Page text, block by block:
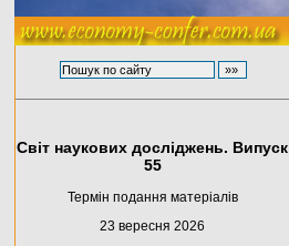
Світ наукових досліджень. Випуск
55
Термін подання матеріалів
23 вересня 2026